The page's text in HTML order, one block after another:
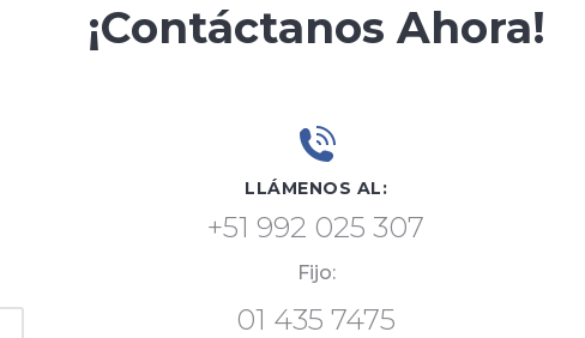
¡Contáctanos Ahora!
LLÁMENOS AL:
+51 992 025 307
Fijo:
01 435 7475